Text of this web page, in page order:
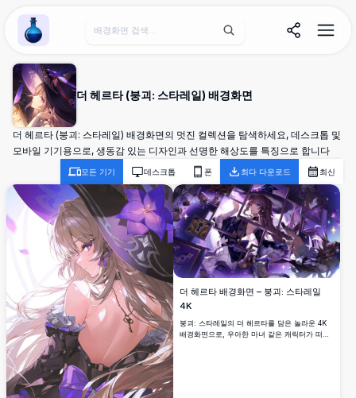
Wallpaper Alchemy
더 헤르타 (붕괴: 스타레일) 배경화면
더 헤르타 (붕괴: 스타레일) 배경화면의 멋진 컬렉션을 탐색하세요, 데스크톱 및
모바일 기기용으로, 생동감 있는 디자인과 선명한 해상도를 특징으로 합니다
모든 기기 데스크톱 폰 최다 다운로드 최신
더 헤르타 배경화면 – 붕괴: 스타레일
4K
붕괴: 스타레일의 더 헤르타를 담은 놀라운 4K
배경화면으로, 우아한 마녀 같은 캐릭터가 떠다